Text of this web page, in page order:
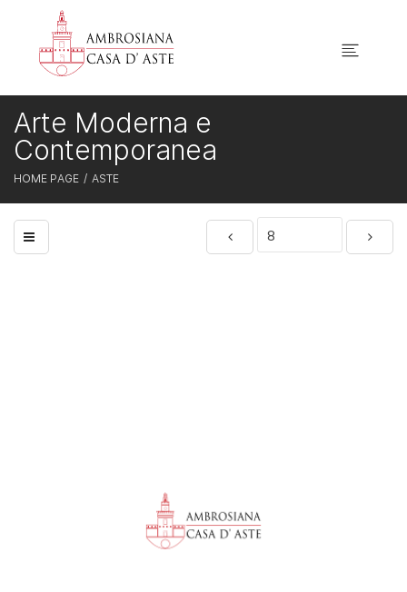
HOME PAGE ASTE
Arte Moderna e
Contemporanea